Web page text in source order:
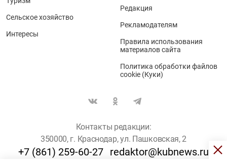
Сельское хозяйство
Интересы
Редакция
Рекламодателям
Правила использования
материалов сайта
Политика обработки файлов
cookie (Куки)
Контакты редакции:
350000, г. Краснодар, ул. Пашковская, 2
+7 (861) 259-60-27 redaktor@kubnews.ru